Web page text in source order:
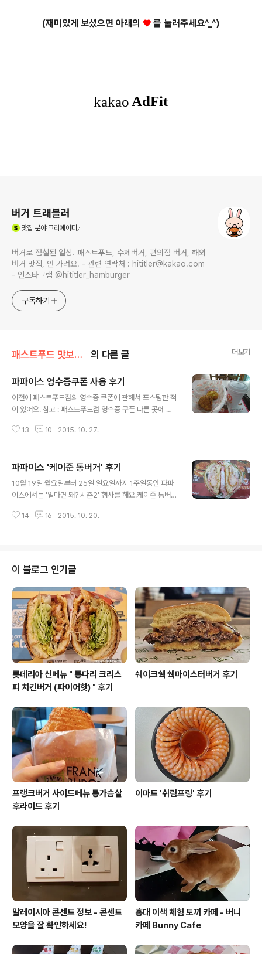
(재미있게 보셨으면 아래의 ♥ 를 눌러주세요^_^)
버거 트래블러
맛집 분야 크리에이터
버거로 점철된 일상. 패스트푸드, 수제버거, 편의점 버거, 해외
버거 맛집, 안 가려요. - 관련 연락처 : hititler@kakao.com
- 인스타그램 @hititler_hamburger
구독하기
패스트푸드 맛보기/파파이스 의 다른 글 더보기
파파이스 영수증쿠폰 사용 후기
이전에 패스트푸드점의 영수증 쿠폰에 관해서 포스팅한 적
이 있어요. 참고 : 패스트푸드점 영수증 쿠폰 다른 곳에 비
한도 정해져 있어서 좀 까다로운 편이긴 하지만, 혜택은 제
보긴 했는데, 실제 영수증 쿠폰을 써보는 것은 이번이 처음
이에요. 파파이스는 1,700원을 내고 콜라를 주문하면, 치
킨 한 조각과 비스킷 하나, 딸기잼이 나와요.치킨 부위는 정
슴살로 주시더라고요.칼로리는 마일드 치킨 1조각이 396
13 10 2015. 10. 27.
파파이스 '케이준 통버거' 후기
10월 19일 월요일부터 25일 일요일까지 1주일동안 파파
이스에서는 '얼마면 돼? 시즌2' 행사를 해요.케이준 통버거
래도 햄버거가 생각나던 차에 맥도날드를 갈까, 롯데리아
버거 단품은 5,000원, 세트는 7,200원이예요.하지만 런
치타임(오전 11시-오후 2시)에는 5,300원에 케이준 통버
거 세트를 즐길 수 있어요.현재 진행 중인 '얼마면 돼?' 행사
는 단품 가격 자체는 저렴하지만, 감자튀김과 콜라까지 추
가하면 6,700원이니 원래 세트 가격과 700원 밖에 차이
가 안 나요.런치 타..
14 16 2015. 10. 20.
이 블로그 인기글
롯데리아 신메뉴 " 통다리 크리스
피 치킨버거 (파이어핫) " 후기
쉐이크쉑 쉑마이스터버거 후기
프랭크버거 사이드메뉴 통가슴살
후라이드 후기
이마트 '쉬림프링' 후기
말레이시아 콘센트 정보 - 콘센트
모양을 잘 확인하세요!
홍대 이색 체험 토끼 카페 - 버니
카페 Bunny Cafe